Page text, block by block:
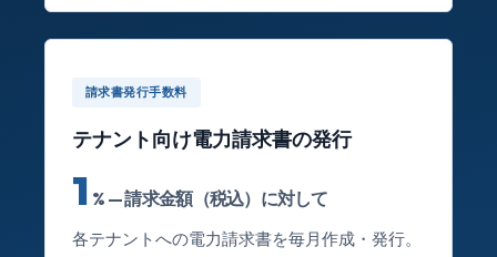
請求書発行手数料
テナント向け電力請求書の発行
1 % — 請求金額（税込）に対して
各テナントへの電力請求書を毎月作成・発行。